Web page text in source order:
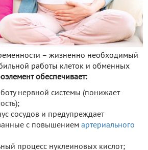
– жизненно необходимый
работы клеток и обменных
обеспечивает:
нервной системы (понижает
сосудов и предупреждает
с повышением артериального
процесс нуклеиновых кислот;